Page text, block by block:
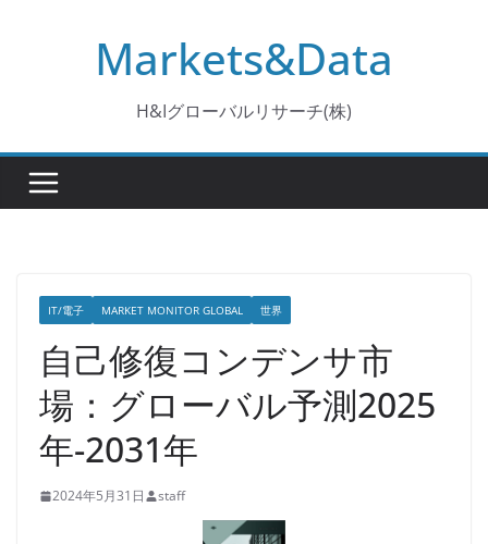
Markets&Data
H&Iグローバルリサーチ(株)
IT/電子 MARKET MONITOR GLOBAL 世界
自己修復コンデンサ市
場：グローバル予測2025
年-2031年
2024年5月31日 staff